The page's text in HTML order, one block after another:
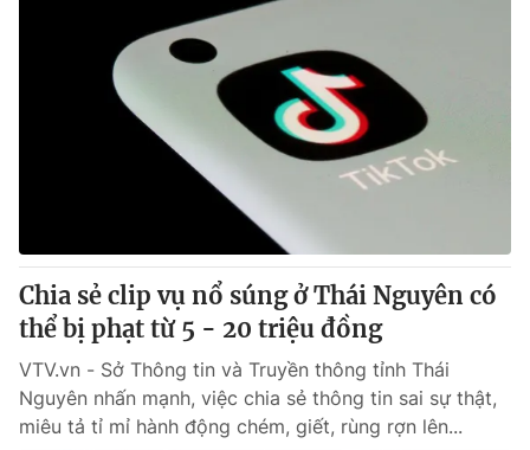
Chia sẻ clip vụ nổ súng ở Thái Nguyên có
thể bị phạt từ 5 - 20 triệu đồng
VTV.vn - Sở Thông tin và Truyền thông tỉnh Thái
Nguyên nhấn mạnh, việc chia sẻ thông tin sai sự thật,
miêu tả tỉ mỉ hành động chém, giết, rùng rợn lên...